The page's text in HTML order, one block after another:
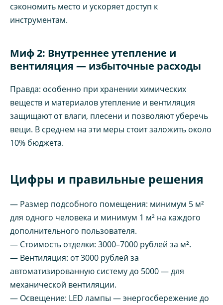
сэкономить место и ускоряет доступ к
инструментам.
Миф 2: Внутреннее утепление и
вентиляция — избыточные расходы
Правда: особенно при хранении химических
веществ и материалов утепление и вентиляция
защищают от влаги, плесени и позволяют уберечь
вещи. В среднем на эти меры стоит заложить около
10% бюджета.
Цифры и правильные решения
— Размер подсобного помещения: минимум 5 м²
для одного человека и минимум 1 м² на каждого
дополнительного пользователя.
— Стоимость отделки: 3000–7000 рублей за м².
— Вентиляция: от 3000 рублей за
автоматизированную систему до 5000 — для
механической вентиляции.
— Освещение: LED лампы — энергосбережение до